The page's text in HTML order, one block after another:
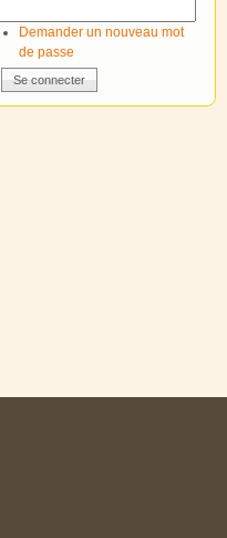
Demander un nouveau mot
de passe